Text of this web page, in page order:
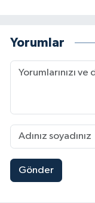
Yorumlar
Gönder